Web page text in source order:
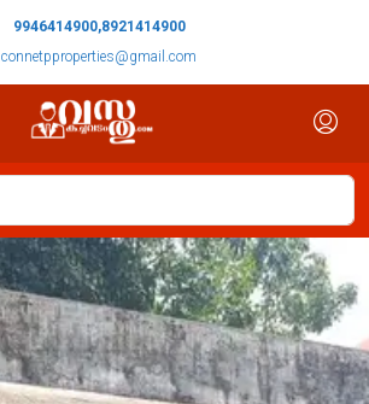
9946414900,8921414900
connetpproperties@gmail.com